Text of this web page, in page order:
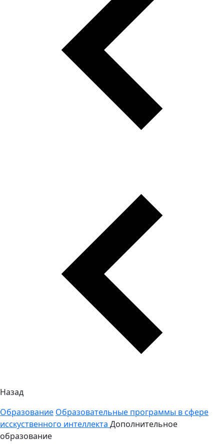
Назад
Образование Образовательные программы в сфере
исскуственного интеллекта Дополнительное
образование